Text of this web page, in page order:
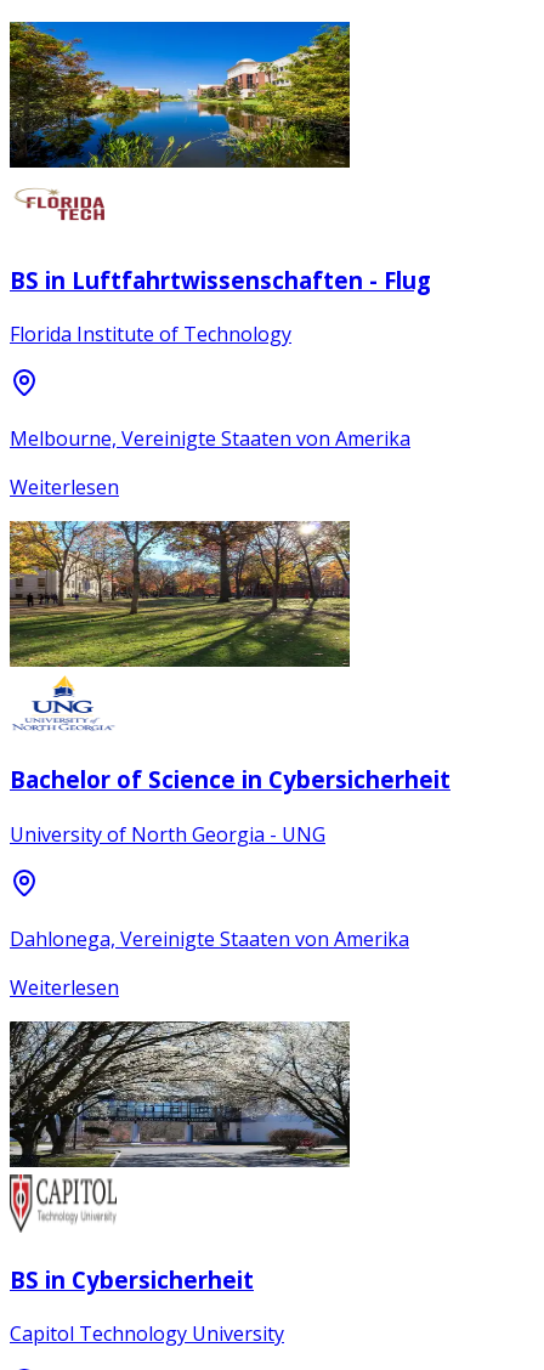
BS in Luftfahrtwissenschaften - Flug
Florida Institute of Technology
Melbourne, Vereinigte Staaten von Amerika
Weiterlesen
Bachelor of Science in Cybersicherheit
University of North Georgia - UNG
Dahlonega, Vereinigte Staaten von Amerika
Weiterlesen
BS in Cybersicherheit
Capitol Technology University